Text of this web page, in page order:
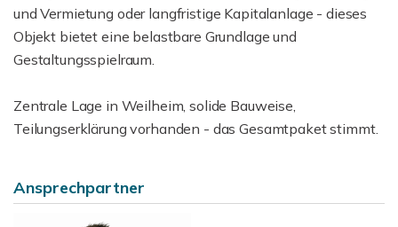
und Vermietung oder langfristige Kapitalanlage - dieses
Objekt bietet eine belastbare Grundlage und
Gestaltungsspielraum.
Zentrale Lage in Weilheim, solide Bauweise,
Teilungserklärung vorhanden - das Gesamtpaket stimmt.
Ansprechpartner